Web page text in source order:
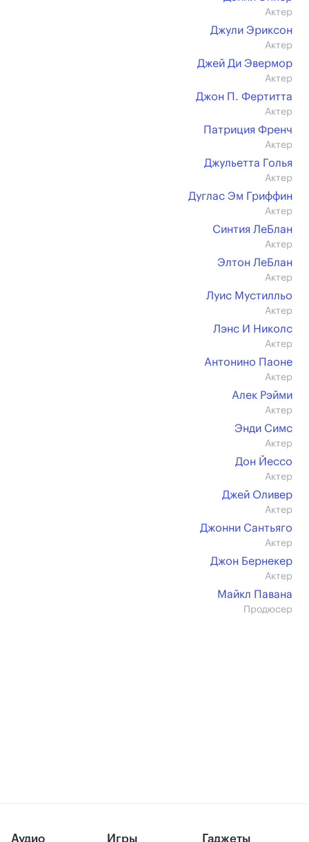
Актер
Джули Эриксон
Актер
Джей Ди Эвермор
Актер
Джон П. Фертитта
Актер
Патриция Френч
Актер
Джульетта Голья
Актер
Дуглас Эм Гриффин
Актер
Синтия ЛеБлан
Актер
Элтон ЛеБлан
Актер
Луис Мустилльо
Актер
Лэнс И Николс
Актер
Антонино Паоне
Актер
Алек Рэйми
Актер
Энди Симс
Актер
Дон Йессо
Актер
Джей Оливер
Актер
Джонни Сантьяго
Актер
Джон Бернекер
Актер
Майкл Павана
Продюсер
Аудио Игры Гаджеты